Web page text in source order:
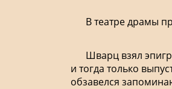
В театре драмы
Шварц взял
и тогда только
обзавелся